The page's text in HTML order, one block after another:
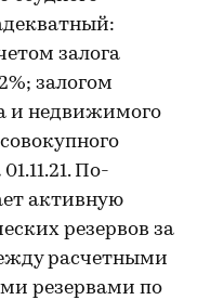
залога
залогом
и недвижимого
По-
активную
резервов за
расчетными
резервами по